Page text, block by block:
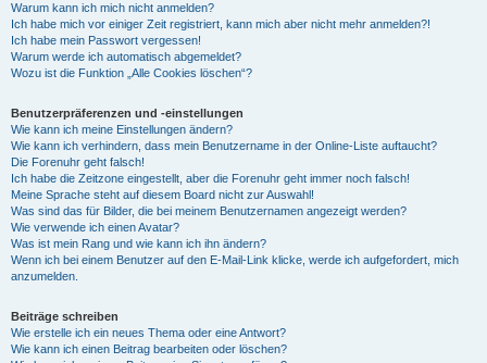
Warum kann ich mich nicht anmelden?
Ich habe mich vor einiger Zeit registriert, kann mich aber nicht mehr anmelden?!
Ich habe mein Passwort vergessen!
Warum werde ich automatisch abgemeldet?
Wozu ist die Funktion „Alle Cookies löschen“?
Benutzerpräferenzen und -einstellungen
Wie kann ich meine Einstellungen ändern?
Wie kann ich verhindern, dass mein Benutzername in der Online-Liste auftaucht?
Die Forenuhr geht falsch!
Ich habe die Zeitzone eingestellt, aber die Forenuhr geht immer noch falsch!
Meine Sprache steht auf diesem Board nicht zur Auswahl!
Was sind das für Bilder, die bei meinem Benutzernamen angezeigt werden?
Wie verwende ich einen Avatar?
Was ist mein Rang und wie kann ich ihn ändern?
Wenn ich bei einem Benutzer auf den E-Mail-Link klicke, werde ich aufgefordert, mich
anzumelden.
Beiträge schreiben
Wie erstelle ich ein neues Thema oder eine Antwort?
Wie kann ich einen Beitrag bearbeiten oder löschen?